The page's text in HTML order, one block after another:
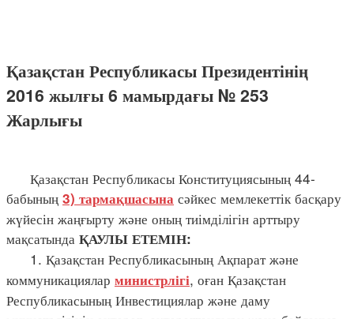
Қазақстан Республикасы Президентінің
2016 жылғы 6 мамырдағы № 253
Жарлығы
Қазақстан Республикасы Конституциясының 44-
бабының 3) тармақшасына сәйкес мемлекеттік басқару
жүйесін жаңғырту және оның тиімділігін арттыру
мақсатында ҚАУЛЫ ЕТЕМІН:
1. Қазақстан Республикасының Ақпарат және
коммуникациялар министрлігі, оған Қазақстан
Республикасының Инвестициялар және даму